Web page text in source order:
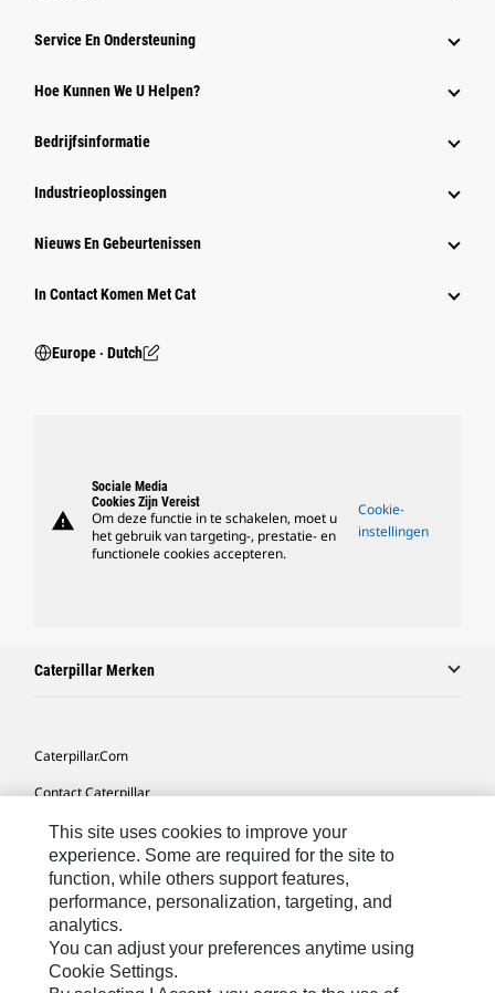
Service En Ondersteuning
Hoe Kunnen We U Helpen?
Bedrijfsinformatie
Industrieoplossingen
Nieuws En Gebeurtenissen
In Contact Komen Met Cat
Europe ‧ Dutch
warning
Sociale Media
Cookies Zijn Vereist
Om deze functie in te schakelen, moet u
het gebruik van targeting-, prestatie- en
functionele cookies accepteren.
Cookie-
instellingen
Caterpillar Merken
Caterpillar.com
Contact Caterpillar
Mijn Marketingvoorkeuren
Site Map
Cookie Settings
Legal
Privacy
This site uses cookies to improve your
experience. Some are required for the site to
function, while others support features,
performance, personalization, targeting, and
analytics.
You can adjust your preferences anytime using
Cookie Settings.